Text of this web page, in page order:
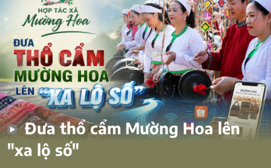
Đưa thổ cẩm Mường Hoa lên
"xa lộ số"